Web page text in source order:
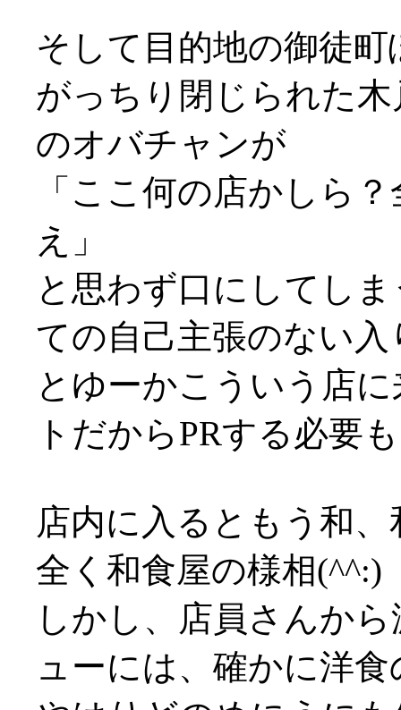
そして目的地の御徒町
がっちり閉じられた
のオバチャンが
「ここ何の店かしら
え」
と思わず口にしてし
ての自己主張のない入
とゆーかこういう店
トだからPRする必要
店内に入るともう和
全く和食屋の様相(^^:)
しかし、店員さんか
ューには、確かに洋